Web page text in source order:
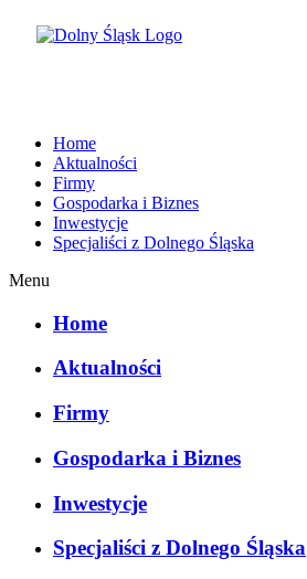
Home
Aktualności
Firmy
Gospodarka i Biznes
Inwestycje
Specjaliści z Dolnego Śląska
Menu
Home
Aktualności
Firmy
Gospodarka i Biznes
Inwestycje
Specjaliści z Dolnego Śląska